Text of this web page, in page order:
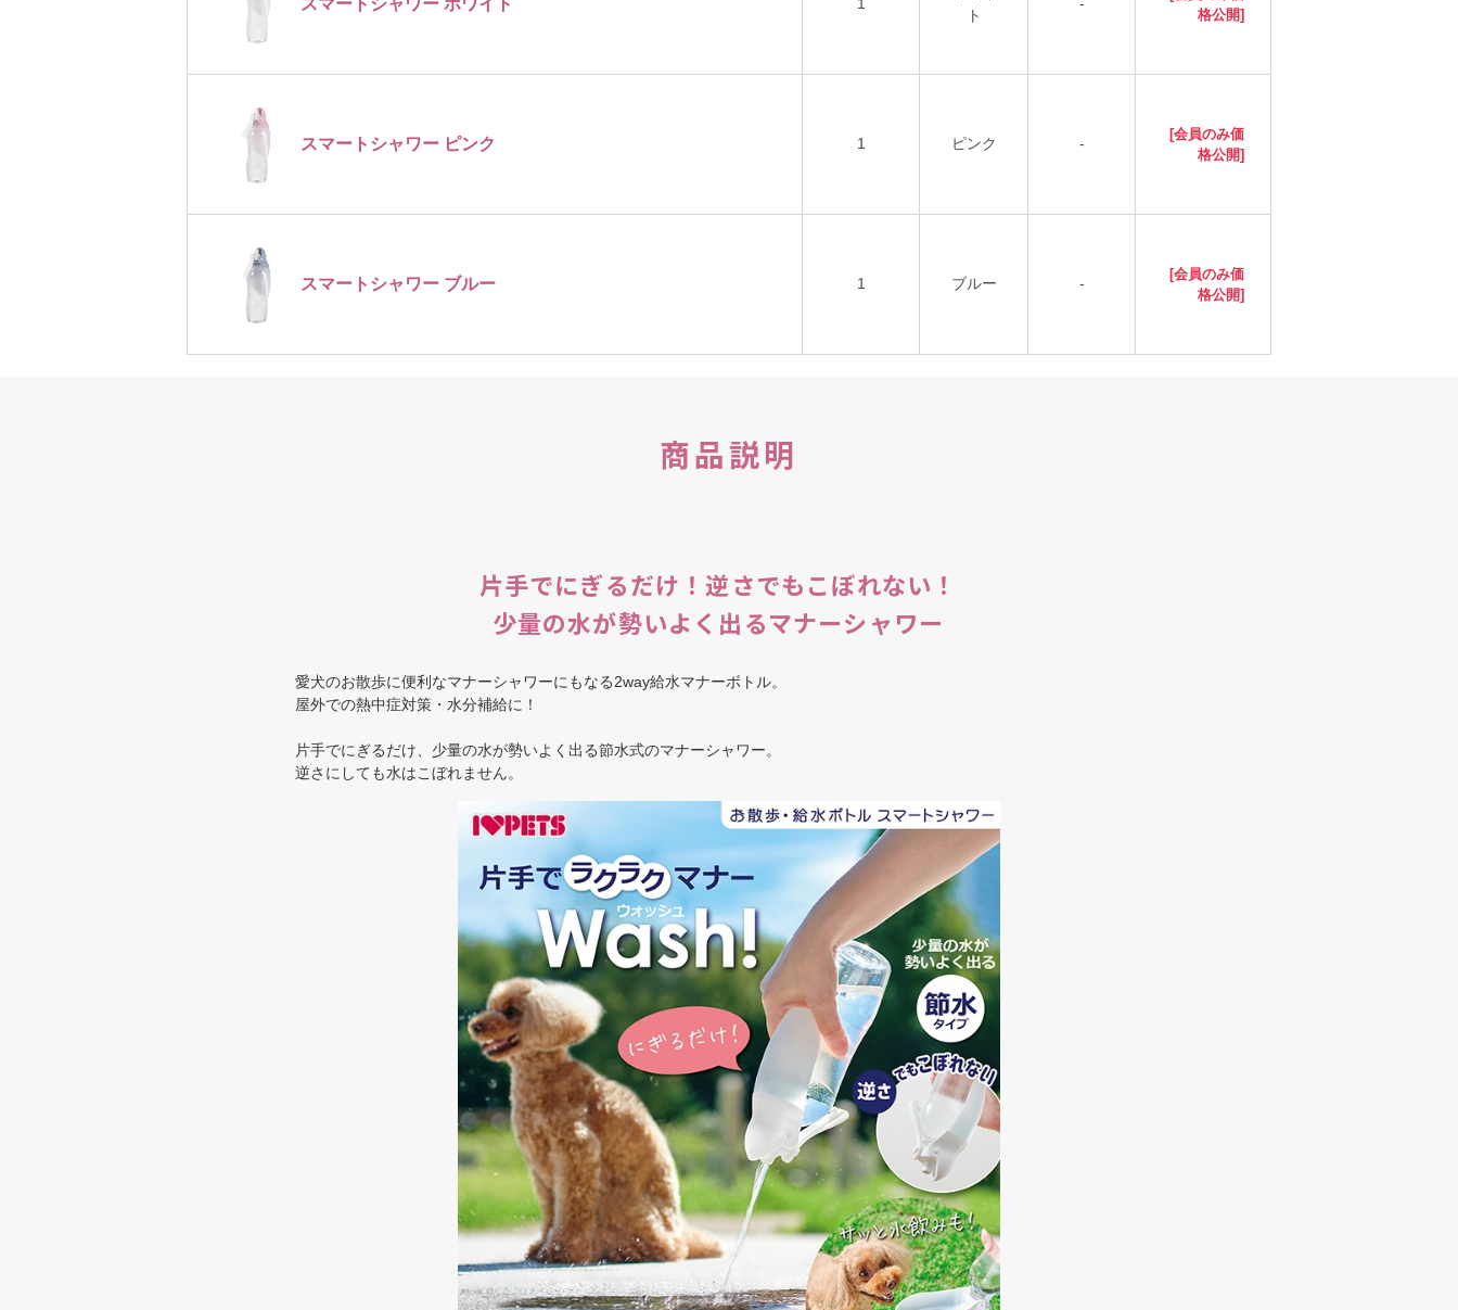
スマートシャワー ホワイト
ト
格公開]
スマートシャワー ピンク 1 ピンク -
[会員のみ価
格公開]
スマートシャワー ブルー 1 ブルー -
[会員のみ価
格公開]
商品説明
片手でにぎるだけ！逆さでもこぼれない！
少量の水が勢いよく出るマナーシャワー
愛犬のお散歩に便利なマナーシャワーにもなる2way給水マナーボトル。
屋外での熱中症対策・水分補給に！
片手でにぎるだけ、少量の水が勢いよく出る節水式のマナーシャワー。
逆さにしても水はこぼれません。